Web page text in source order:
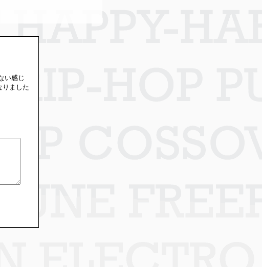
い感じ
りました